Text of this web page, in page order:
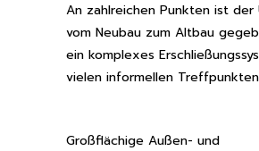
An zahlreichen Punkten ist der
vom Neubau zum Altbau
ein komplexes
vielen informellen
Großflächige Außen- und